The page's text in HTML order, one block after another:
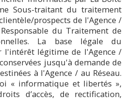
Sous-traitant du traitement
prospects de l'Agence /
du Traitement de
La base légale du
l'intérêt légitime de l'Agence /
jusqu'à demande de
à l'Agence / au Réseau.
« informatique et libertés »,
d’accès, de rectification,